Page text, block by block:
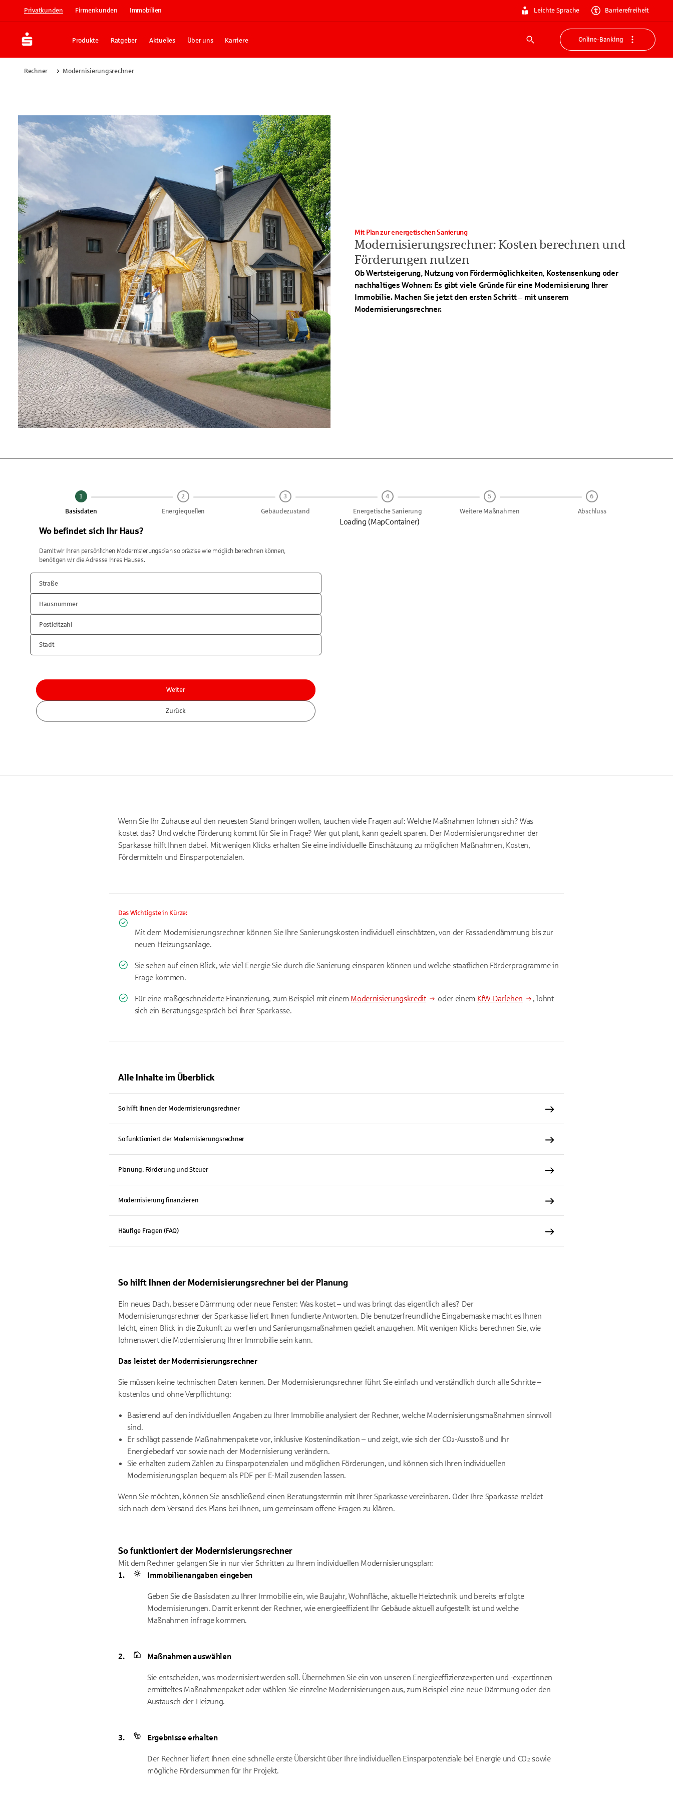
Privatkunden Firmenkunden Immobilien Leichte Sprache Barrierefreiheit
Produkte Ratgeber Aktuelles Über uns Karriere
Suche
Online-Banking
Rechner Modernisierungsrechner
Modernisierungsrechner: Kosten berechnen und
Förderungen nutzen
Mit Plan zur energetischen Sanierung
Ob Wertsteigerung, Nutzung von Fördermöglichkeiten, Kostensenkung oder
nachhaltiges Wohnen: Es gibt viele Gründe für eine Modernisierung Ihrer
Immobilie. Machen Sie jetzt den ersten Schritt – mit unserem
Modernisierungsrechner.
1
Basisdaten
2
Energiequellen
3
Gebäudezustand
4
Energetische Sanierung
5
Weitere Maßnahmen
6
Abschluss
Wo befindet sich Ihr Haus?
Damit wir Ihren persönlichen Modernisierungsplan so präzise wie möglich berechnen können,
benötigen wir die Adresse Ihres Hauses.
Straße
Hausnummer
Postleitzahl
Stadt
Loading (MapContainer)
Zurück
Weiter
Wenn Sie Ihr Zuhause auf den neuesten Stand bringen wollen, tauchen viele Fragen auf: Welche Maßnahmen lohnen sich? Was
kostet das? Und welche Förderung kommt für Sie in Frage? Wer gut plant, kann gezielt sparen. Der Modernisierungsrechner der
Sparkasse hilft Ihnen dabei. Mit wenigen Klicks erhalten Sie eine individuelle Einschätzung zu möglichen Maßnahmen, Kosten,
Fördermitteln und Einsparpotenzialen.
Das Wichtigste in Kürze:
Mit dem Modernisierungsrechner können Sie Ihre Sanierungskosten individuell einschätzen, von der Fassadendämmung bis zur
neuen Heizungsanlage.
Sie sehen auf einen Blick, wie viel Energie Sie durch die Sanierung einsparen können und welche staatlichen Förderprogramme in
Frage kommen.
Für eine maßgeschneiderte Finanzierung, zum Beispiel mit einem Modernisierungskredit oder einem KfW-Darlehen
, lohnt
sich ein Beratungsgespräch bei Ihrer Sparkasse.
Alle Inhalte im Überblick
So hilft Ihnen der Modernisierungsrechner
So funktioniert der Modernisierungsrechner
Planung, Förderung und Steuer
Modernisierung finanzieren
Häufige Fragen (FAQ)
So hilft Ihnen der Modernisierungsrechner bei der Planung
Ein neues Dach, bessere Dämmung oder neue Fenster: Was kostet – und was bringt das eigentlich alles? Der
Modernisierungsrechner der Sparkasse liefert Ihnen fundierte Antworten. Die benutzerfreundliche Eingabemaske macht es Ihnen
leicht, einen Blick in die Zukunft zu werfen und Sanierungsmaßnahmen gezielt anzugehen. Mit wenigen Klicks berechnen Sie, wie
lohnenswert die Modernisierung Ihrer Immobilie sein kann.
Das leistet der Modernisierungsrechner
Sie müssen keine technischen Daten kennen. Der Modernisierungsrechner führt Sie einfach und verständlich durch alle Schritte –
kostenlos und ohne Verpflichtung:
Basierend auf den individuellen Angaben zu Ihrer Immobilie analysiert der Rechner, welche Modernisierungsmaßnahmen sinnvoll
sind.
Er schlägt passende Maßnahmenpakete vor, inklusive Kostenindikation – und zeigt, wie sich der CO₂-Ausstoß und Ihr
Energiebedarf vor sowie nach der Modernisierung verändern.
Sie erhalten zudem Zahlen zu Einsparpotenzialen und möglichen Förderungen, und können sich Ihren individuellen
Modernisierungsplan bequem als PDF per E-Mail zusenden lassen.
Wenn Sie möchten, können Sie anschließend einen Beratungstermin mit Ihrer Sparkasse vereinbaren. Oder Ihre Sparkasse meldet
sich nach dem Versand des Plans bei Ihnen, um gemeinsam offene Fragen zu klären.
So funktioniert der Modernisierungsrechner
Mit dem Rechner gelangen Sie in nur vier Schritten zu Ihrem individuellen Modernisierungsplan:
Immobilienangaben eingeben
Geben Sie die Basisdaten zu Ihrer Immobilie ein, wie Baujahr, Wohnfläche, aktuelle Heiztechnik und bereits erfolgte
Modernisierungen. Damit erkennt der Rechner, wie energieeffizient Ihr Gebäude aktuell aufgestellt ist und welche
Maßnahmen infrage kommen.
Maßnahmen auswählen
Sie entscheiden, was modernisiert werden soll. Übernehmen Sie ein von unseren Energieeffizienzexperten und -expertinnen
ermitteltes Maßnahmenpaket oder wählen Sie einzelne Modernisierungen aus, zum Beispiel eine neue Dämmung oder den
Austausch der Heizung.
Ergebnisse erhalten
Der Rechner liefert Ihnen eine schnelle erste Übersicht über Ihre individuellen Einsparpotenziale bei Energie und CO₂ sowie
mögliche Fördersummen für Ihr Projekt.